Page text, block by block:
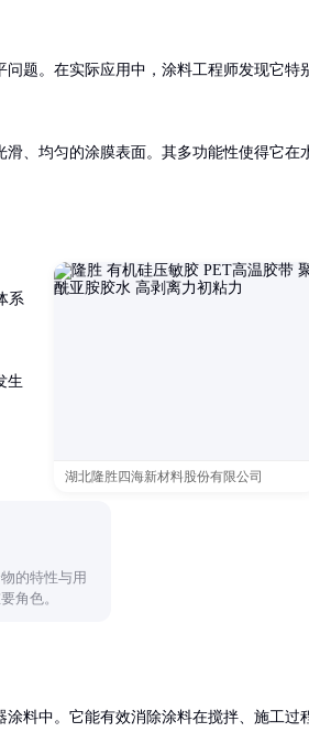
题。在实际应用中，涂料工程师发现它特
、均匀的涂膜表面。其多功能性使得它在
湖北隆胜四海新材料股份有限公司
系
生
的特性与用
角色。
料中。它能有效消除涂料在搅拌、施工过